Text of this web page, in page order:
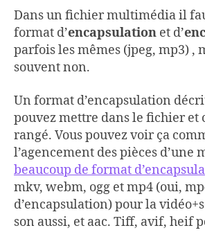
Dans un fichier multimédia il
format d’encapsulation et d’
parfois les mêmes (jpeg, mp3) ,
souvent non.
Un format d’encapsulation
pouvez mettre dans le fichier et
rangé. Vous pouvez voir ça
l’agencement des pièces d’une
beaucoup de format
mkv, webm, ogg et mp4 (oui,
d’encapsulation) pour la
son aussi, et aac. Tiff, avif, heif